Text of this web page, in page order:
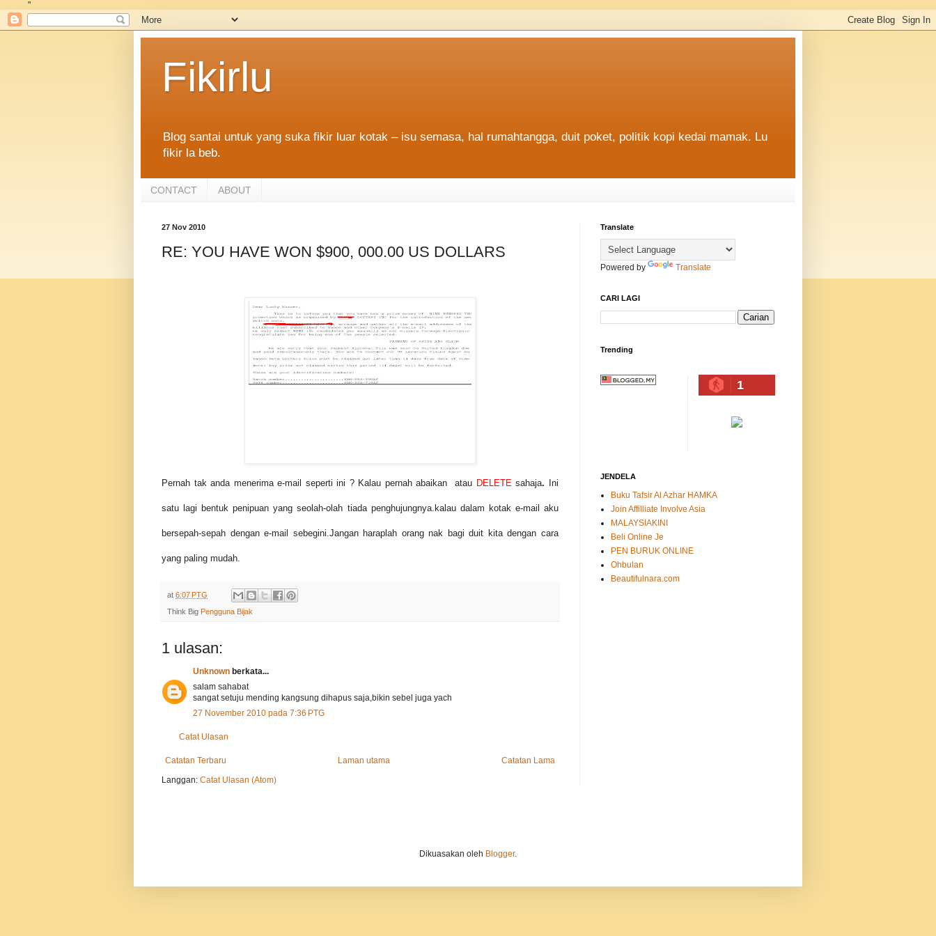
"
Fikirlu
Blog santai untuk yang suka fikir luar kotak – isu semasa, hal rumahtangga, duit poket, politik kopi kedai mamak. Lu
fikir la beb.
CONTACT ABOUT
27 Nov 2010
RE: YOU HAVE WON $900, 000.00 US DOLLARS
Pernah tak anda menerima e-mail seperti ini ? Kalau pernah abaikan atau DELETE sahaja. Ini
satu lagi bentuk penipuan yang seolah-olah tiada penghujungnya.kalau dalam kotak e-mail aku
bersepah-sepah dengan e-mail sebegini.Jangan haraplah orang nak bagi duit kita dengan cara
yang paling mudah.
at 6:07 PTG
Think Big Pengguna Bijak
1 ulasan:
Unknown berkata...
salam sahabat
sangat setuju mending kangsung dihapus saja,bikin sebel juga yach
27 November 2010 pada 7:36 PTG
Catat Ulasan
Catatan Terbaru Catatan Lama
Laman utama
Langgan: Catat Ulasan (Atom)
Translate
Powered by Translate
CARI LAGI
Trending
1
JENDELA
Buku Tafsir Al Azhar HAMKA
Join Affilliate Involve Asia
MALAYSIAKINI
Beli Online Je
PEN BURUK ONLINE
Ohbulan
Beautifulnara.com
Dikuasakan oleh Blogger.